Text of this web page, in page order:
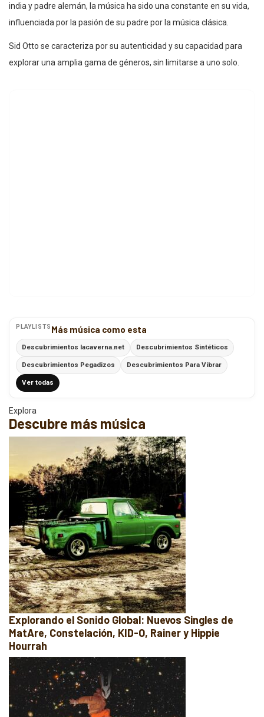
india y padre alemán, la música ha sido una constante en su vida,
influenciada por la pasión de su padre por la música clásica.
Sid Otto se caracteriza por su autenticidad y su capacidad para
explorar una amplia gama de géneros, sin limitarse a uno solo.
PLAYLISTS Más música como esta
Descubrimientos lacaverna.net Descubrimientos Sintéticos
Descubrimientos Pegadizos Descubrimientos Para Vibrar
Ver todas
Explora
Descubre más música
Explorando el Sonido Global: Nuevos Singles de
MatAre, Constelación, KID-O, Rainer y Hippie
Hourrah